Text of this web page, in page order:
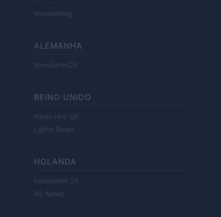
InvestirMag
ALEMANHA
Investieren24
REINO UNIDO
News Hub UK
Lgbtq News
HOLANDA
Investeren 24
NL Newz